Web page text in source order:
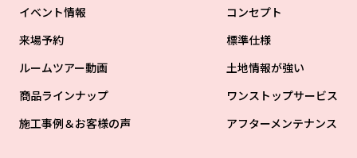
イベント情報
来場予約
ルームツアー動画
商品ラインナップ
施工事例＆お客様の声
コンセプト
標準仕様
土地情報が強い
ワンストップサービス
アフターメンテナンス